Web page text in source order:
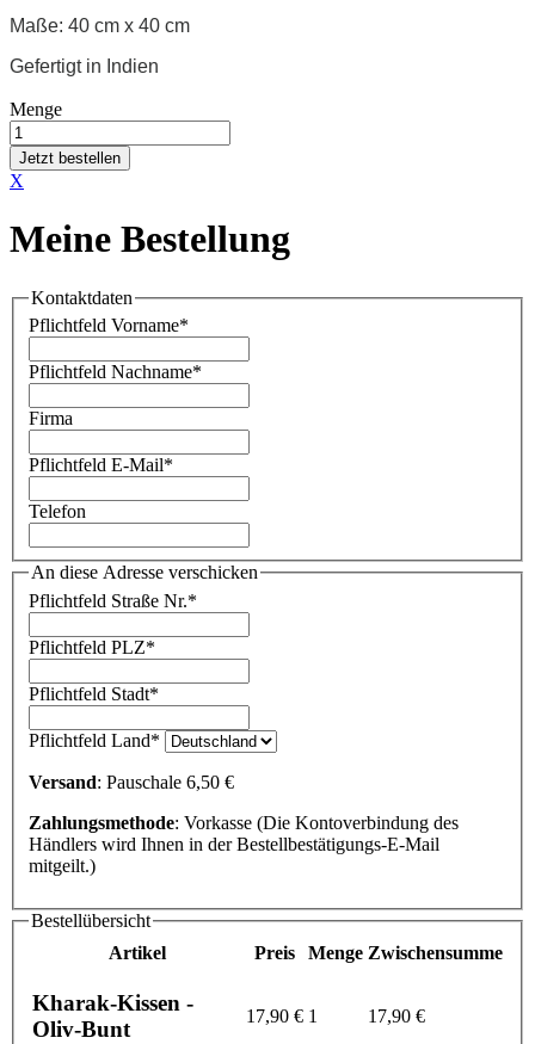
Maße: 40 cm x 40 cm
Gefertigt in Indien
Menge
Jetzt bestellen
X
Meine Bestellung
Kontaktdaten
Pflichtfeld Vorname*
Pflichtfeld Nachname*
Firma
Pflichtfeld E-Mail*
Telefon
An diese Adresse verschicken
Pflichtfeld Straße Nr.*
Pflichtfeld PLZ*
Pflichtfeld Stadt*
Pflichtfeld Land*
Versand: Pauschale 6,50 €
Zahlungsmethode: Vorkasse (Die Kontoverbindung des
Händlers wird Ihnen in der Bestellbestätigungs-E-Mail
mitgeilt.)
Bestellübersicht
Artikel
Preis Menge Zwischensumme
Kharak-Kissen -
Oliv-Bunt
17,90 € 1 17,90 €